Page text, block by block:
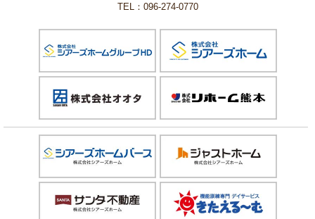
TEL：096-274-0770